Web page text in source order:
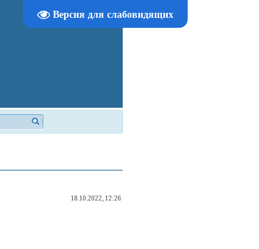
Версия для слабовидящих
18.10.2022, 12:26